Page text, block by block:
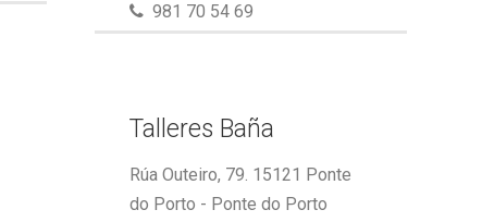
981 70 54 69
Talleres Baña
Rúa Outeiro, 79. 15121 Ponte
do Porto - Ponte do Porto